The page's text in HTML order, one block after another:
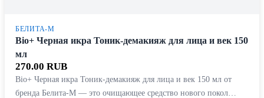
БЕЛИТА-М
Bio+ Черная икра Тоник-демакияж для лица и век 150
мл
270.00 RUB
Bio+ Черная икра Тоник-демакияж для лица и век 150 мл от
бренда Белита-М — это очищающее средство нового покол…